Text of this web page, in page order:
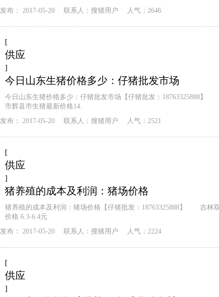
发布： 2017-05-20 联系人： 搜猪用户 人气：2646
[
供应
]
今日山东生猪价格多少：仔猪批发市场
今日山东生猪价格多少：仔猪批发市场【仔猪批发：18763325888
市辉县市生猪最新价格14.
发布： 2017-05-20 联系人： 搜猪用户 人气：2521
[
供应
]
猪养殖的成本及利润：猪场价格
猪养殖的成本及利润：猪场价格【仔猪批发：18763325888】 吉林
价格 6.3-6.4元
发布： 2017-05-20 联系人： 搜猪用户 人气：2224
[
供应
]